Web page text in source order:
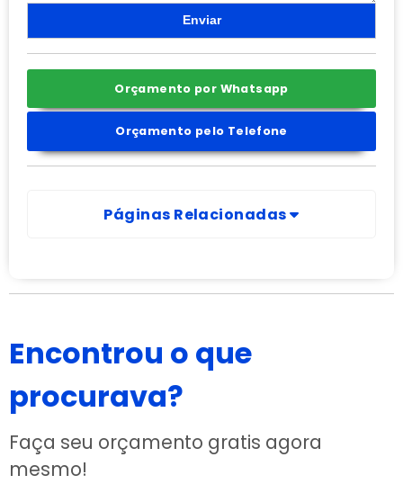
Orçamento por Whatsapp
Orçamento pelo Telefone
Páginas Relacionadas
Encontrou o que
procurava?
Faça seu orçamento gratis agora
mesmo!